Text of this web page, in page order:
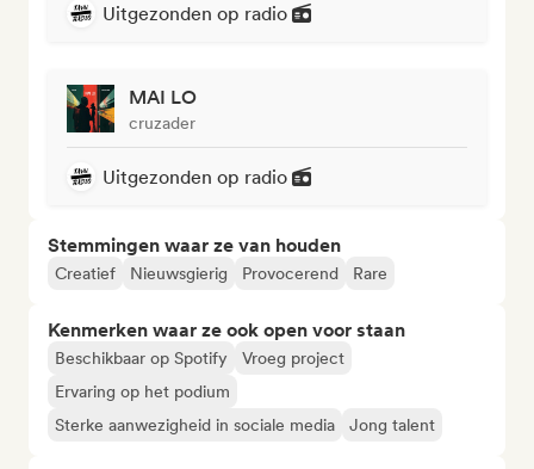
Uitgezonden op radio
MAI LO
cruzader
Uitgezonden op radio
Stemmingen waar ze van houden
Creatief Nieuwsgierig Provocerend Rare
Kenmerken waar ze ook open voor staan
Beschikbaar op Spotify
Vroeg project
Ervaring op het podium
Sterke aanwezigheid in sociale media
Jong talent